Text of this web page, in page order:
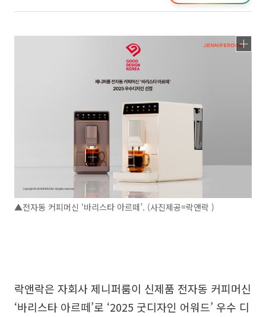
▲전자동 커피머신 ‘바리스타 아르떼’. (사진제공=락앤락 )
락앤락은 자회사 제니퍼룸이 신제품 전자동 커피머신
‘바리스타 아르떼’로 ‘2025 굿디자인 어워드’ 우수 디